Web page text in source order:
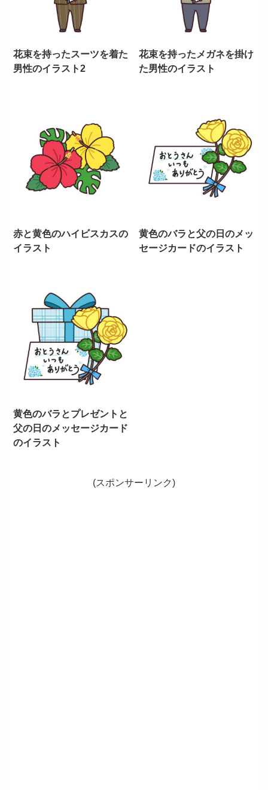
花束を持ったスーツを着た
男性のイラスト2
花束を持ったメガネを掛け
た男性のイラスト
赤と黄色のハイビスカスの
イラスト
黄色のバラと父の日のメッ
セージカードのイラスト
黄色のバラとプレゼントと
父の日のメッセージカード
のイラスト
(スポンサーリンク)